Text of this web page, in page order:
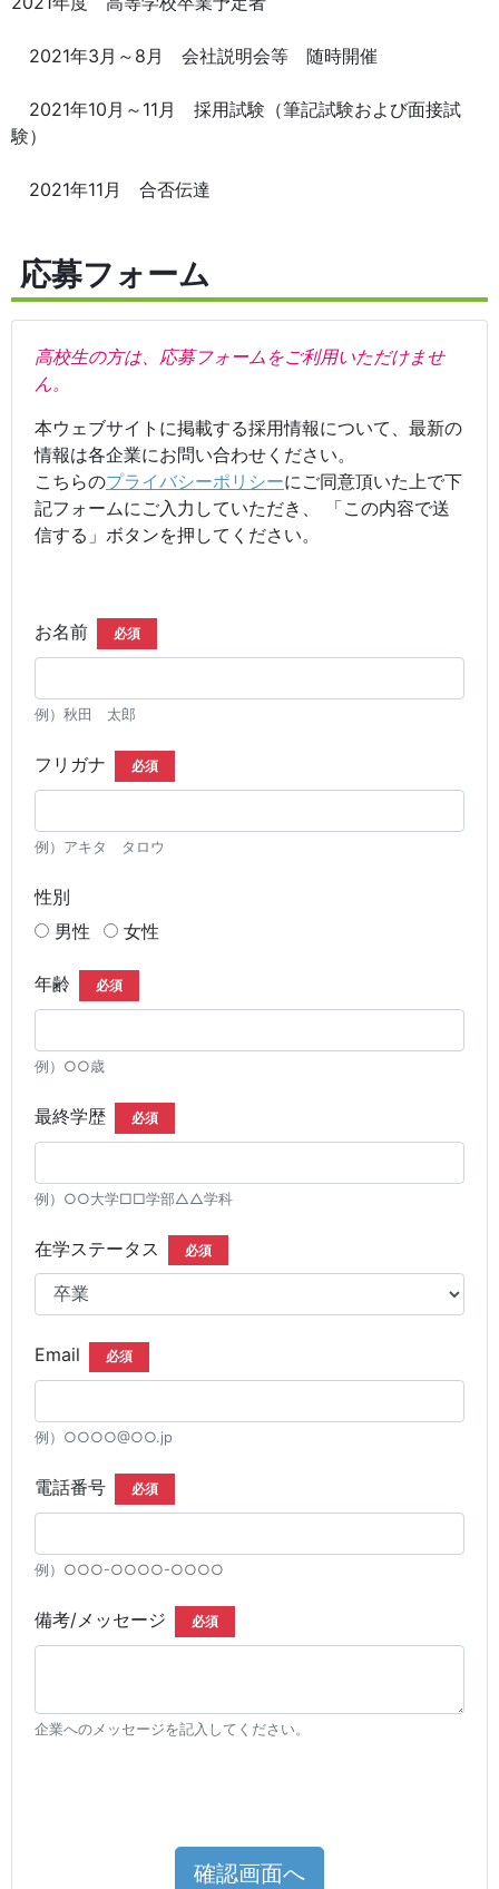
2021年3月～8月 会社説明会等 随時開催
2021年10月～11月 採用試験（筆記試験および面接試
験）
2021年11月 合否伝達
応募フォーム
高校生の方は、応募フォームをご利用いただけませ
ん。
本ウェブサイトに掲載する採用情報について、最新の
情報は各企業にお問い合わせください。
こちらのプライバシーポリシーにご同意頂いた上で下
記フォームにご入力していただき、 「この内容で送
信する」ボタンを押してください。
お名前 必須
例）秋田 太郎
フリガナ 必須
例）アキタ タロウ
性別
男性
女性
年齢 必須
例）○○歳
最終学歴 必須
例）○○大学□□学部△△学科
在学ステータス 必須
Email 必須
例）○○○○@○○.jp
電話番号 必須
例）○○○-○○○○-○○○○
備考/メッセージ 必須
企業へのメッセージを記入してください。
確認画面へ